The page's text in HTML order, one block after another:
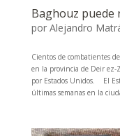
Baghouz puede
por Alejandro
Cientos de combatientes
en la provincia de Deir ez-
por Estados Unidos. El
últimas semanas en la